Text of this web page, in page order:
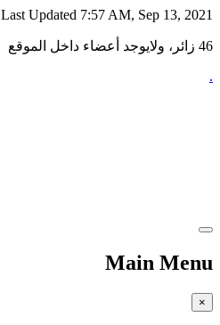
Last Updated 7:57 AM, Sep 13, 2021
46 زائر، ولايوجد أعضاء داخل الموقع
.
Main Menu
×